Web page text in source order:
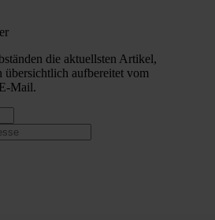
die aktuellsten Artikel,
aufbereitet vom
Mail.